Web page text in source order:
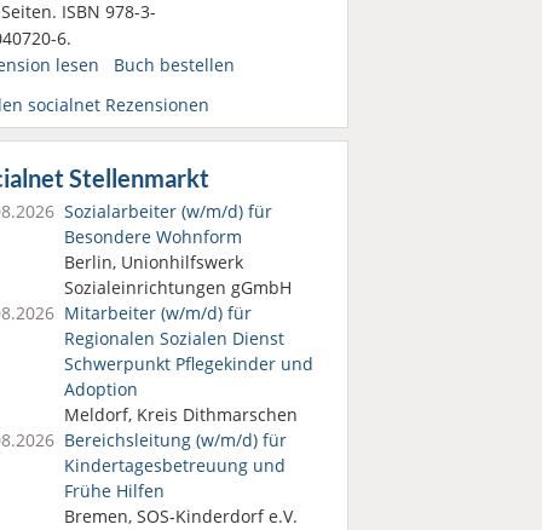
ISBN 978-3-
6.
lesen
Buch bestellen
socialnet Rezensionen
Stellenmarkt
Sozialarbeiter (w/m/d) für
Besondere Wohnform
Berlin, Unionhilfswerk
Sozialeinrichtungen gGmbH
Mitarbeiter (w/m/d) für
Regionalen Sozialen Dienst
Schwerpunkt Pflegekinder und
Adoption
Meldorf, Kreis Dithmarschen
Bereichsleitung (w/m/d) für
Kindertages­betreuung und
Frühe Hilfen
Bremen, SOS-Kinderdorf e.V.